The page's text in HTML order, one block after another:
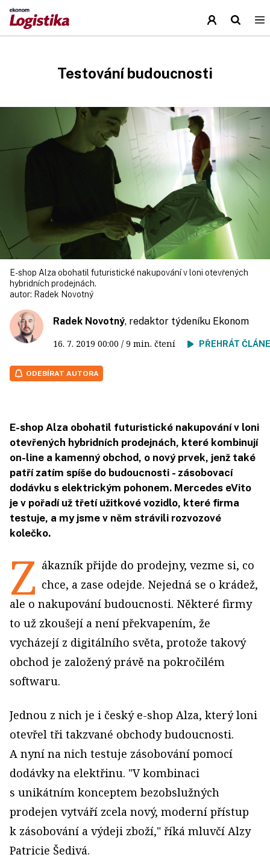
Testování budoucnosti
E­-shop Alza obohatil futuristické nakupování v loni otevřených
hybridních prodejnách.
autor: Radek Novotný
Radek Novotný, redaktor týdeníku Ekonom
16. 7. 2019 00:00 / 9 min. čtení PŘEHRÁT
ODEBÍRAT AUTORA
E­-shop Alza obohatil futuristické nakupování v loni
otevřených hybridních prodejnách, které kombinují
on-line a kamenný obchod, o nový prvek, jenž také
patří zatím spíše do budoucnosti - zásobovací
dodávku s elektrickým pohonem. Mercedes eVito
je v pořadí už třetí užitkové vozidlo, které firma
testuje, a my jsme v něm strávili rozvozové
kolečko.
Z ákazník přijde do prodejny, vezme si, co
chce, a zase odejde. Nejedná se o krádež,
ale o nakupování budoucnosti. Některé firmy
to už zkoušejí a není překvapením, že
vycházejí z digitálního světa, protože takový
obchod je založený právě na pokročilém
softwaru.
Jednou z nich je i český e­-shop Alza, který loni
otevřel tři takzvané obchody budoucnosti.
A nyní na nich testuje zásobování pomocí
dodávky na elektřinu. "V kombinaci
s unikátním konceptem bezobslužných
prodejen vytváří zcela nový, moderní přístup
k zásobování a výdeji zboží," říká mluvčí Alzy
Patricie Šedivá.